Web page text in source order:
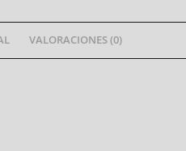
VALORACIONES (0)